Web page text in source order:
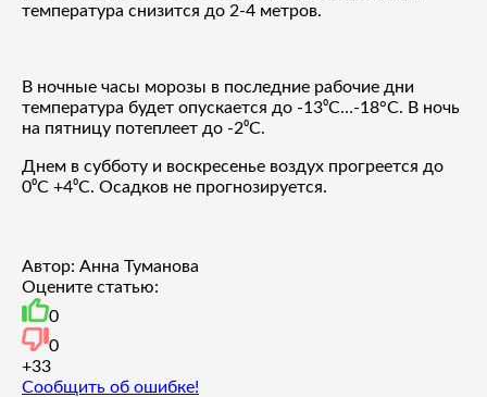
температура снизится до 2-4 метров.
В ночные часы морозы в последние рабочие дни
температура будет опускается до -13⁰С…-18°С. В ночь
на пятницу потеплеет до -2⁰С.
Днем в субботу и воскресенье воздух прогреется до
0⁰С +4⁰С. Осадков не прогнозируется.
Автор: Анна Туманова
Оцените статью:
0
0
+33
Сообщить об ошибке!